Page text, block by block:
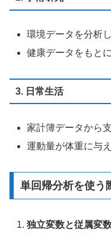
環境データを分析
健康データをもと
3. 日常生活
家計簿データから
運動量が体重に与
単回帰分析を使う
独立変数と従属変